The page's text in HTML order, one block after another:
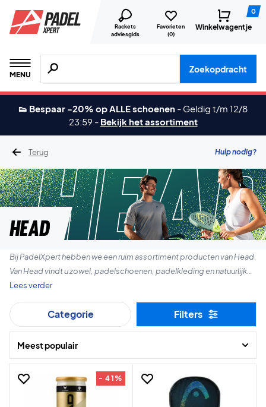
Rackets
adviesgids
Favorieten
(0)
0
Winkelwagentje
MENU
Zoeken naar producten, merken etc.
Zoekopdracht
👟 Bespaar -20% op ALLE schoenen - Geldig t/m 12/8
23:59 - Bekijk het assortiment
Terug Hulp nodig?
Head
Bij PadelXpert hebben we een ruim assortiment producten van Head.
Van Head vindt u zowel, padelschoenen, padelkleding en natuurlijk
padelbat. Koop vandaag nog je padel uitrusting en krijg het
Gelukkig winkelen!
Lees verder
Categorie Filters
Meest populair
- 41%